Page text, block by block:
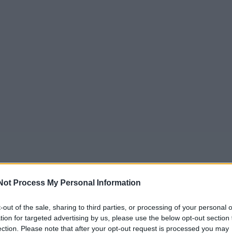
Process My Personal Information
out of the sale, sharing to third parties, or processing of your personal
for targeted advertising by us, please use the below opt-out section
Please note that after your opt-out request is processed you may